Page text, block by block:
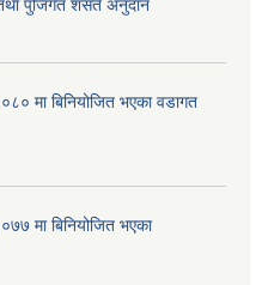
पुजिगत शसर्त अनुदान
मा बिनियोजित भएका वडागत
मा बिनियोजित भएका